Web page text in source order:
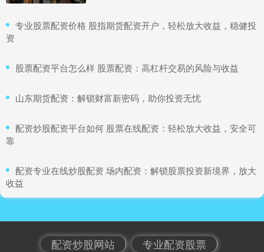
​专业股票配资价格 股指期货配资开户，轻松放大收益，稳健投
资
​股票配资平台怎么样 股票配资：高杠杆交易的风险与收益
​山东期货配资：解锁财富新密码，助你投资无忧
​配资炒股配资平台如何 股票在线配资：轻松放大收益，安全可
靠
​配资专业在线炒股配资 场内配资：解锁股票投资新境界，放大
收益
配资炒股网站 专业配资股票